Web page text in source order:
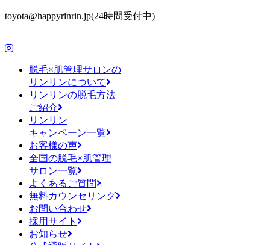
toyota@happyrinrin.jp(24時間受付中)
脱毛×肌管理サロンの
リンリンについて
リンリンの脱毛方法
ご紹介
リンリン
キャンペーン一覧
お客様の声
全国の脱毛×肌管理
サロン一覧
よくあるご質問
無料カウンセリング
お問い合わせ
採用サイト
お知らせ